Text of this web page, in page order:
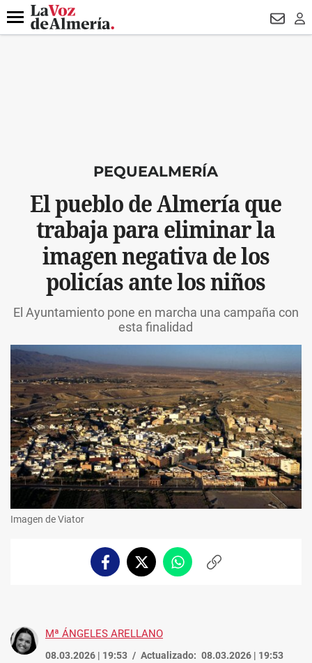
DESTACADO
Menú
PEQUEALMERÍA
El pueblo de Almería que
trabaja para eliminar la
imagen negativa de los
policías ante los niños
El Ayuntamiento pone en marcha una campaña con
esta finalidad
Imagen de Viator
FacebookTwitterWhatsappCopiar
Mª ÁNGELES ARELLANO
08.03.2026 | 19:53 Actualizado: 08.03.2026 | 19:53